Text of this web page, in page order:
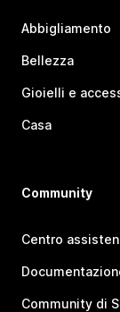
Abbigliamento
Bellezza
Gioielli e
Casa
Community
Centro
Community di